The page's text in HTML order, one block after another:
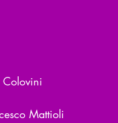
Colovini
Mattioli